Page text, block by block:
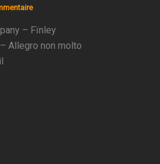
– Fïnley
Allegro non molto